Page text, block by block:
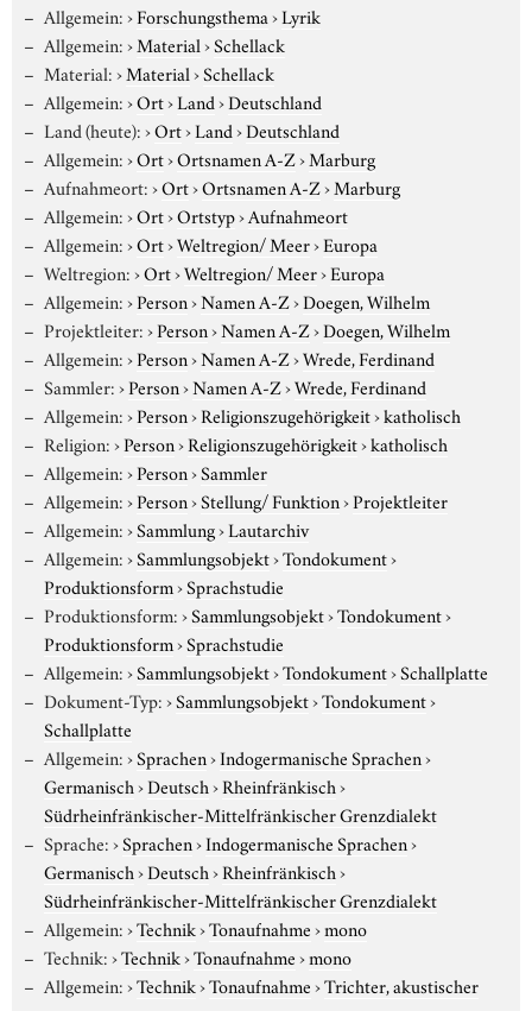
Allgemein:›Forschungsthema›Lyrik
Allgemein:›Material›Schellack
Material:›Material›Schellack
Allgemein:›Ort›Land›Deutschland
Land (heute):›Ort›Land›Deutschland
Allgemein:›Ort›Ortsnamen A-Z›Marburg
Aufnahmeort:›Ort›Ortsnamen A-Z›Marburg
Allgemein:›Ort›Ortstyp›Aufnahmeort
Allgemein:›Ort›Weltregion/ Meer›Europa
Weltregion:›Ort›Weltregion/ Meer›Europa
Allgemein:›Person›Namen A-Z›Doegen, Wilhelm
Projektleiter:›Person›Namen A-Z›Doegen, Wilhelm
Allgemein:›Person›Namen A-Z›Wrede, Ferdinand
Sammler:›Person›Namen A-Z›Wrede, Ferdinand
Allgemein:›Person›Religionszugehörigkeit›katholisch
Religion:›Person›Religionszugehörigkeit›katholisch
Allgemein:›Person›Sammler
Allgemein:›Person›Stellung/ Funktion›Projektleiter
Allgemein:›Sammlung›Lautarchiv
Allgemein:›Sammlungsobjekt›Tondokument›
Produktionsform›Sprachstudie
Produktionsform:›Sammlungsobjekt›Tondokument›
Produktionsform›Sprachstudie
Allgemein:›Sammlungsobjekt›Tondokument›Schallplatte
Dokument-Typ:›Sammlungsobjekt›Tondokument›
Schallplatte
Allgemein:›Sprachen›Indogermanische Sprachen›
Germanisch›Deutsch›Rheinfränkisch›
Südrheinfränkischer-Mittelfränkischer Grenzdialekt
Sprache:›Sprachen›Indogermanische Sprachen›
Germanisch›Deutsch›Rheinfränkisch›
Südrheinfränkischer-Mittelfränkischer Grenzdialekt
Allgemein:›Technik›Tonaufnahme›mono
Technik:›Technik›Tonaufnahme›mono
Allgemein:›Technik›Tonaufnahme›Trichter, akustischer